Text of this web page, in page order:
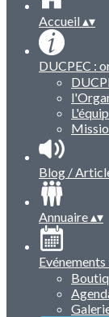
Accueil ▴▾
DUCPEC :
Blog /
Annuaire▴▾